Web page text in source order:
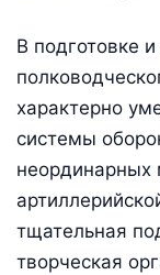
В подготовке
характерно
системы
неординарных
тщательная
творческая